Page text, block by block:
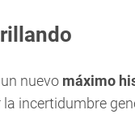
nuevo máximo
incertidumbre